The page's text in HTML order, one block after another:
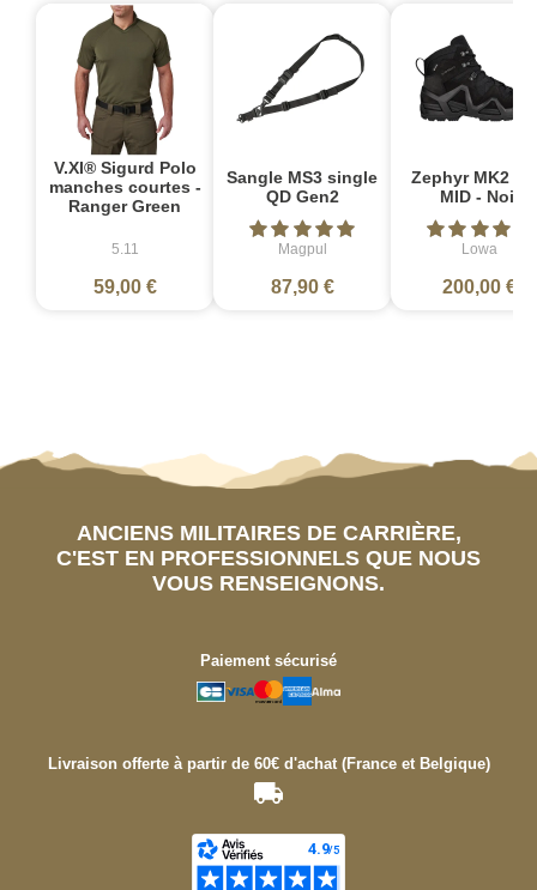
V.XI® Sigurd Polo
manches courtes -
Ranger Green
5.11
59,00 €
Sangle MS3 single
QD Gen2
Magpul
87,90 €
Zephyr MK2
MID - Noir
Lowa
200,00 €
ANCIENS MILITAIRES DE CARRIÈRE,
C'EST EN PROFESSIONNELS QUE NOUS
VOUS RENSEIGNONS.
Paiement sécurisé
Livraison offerte à partir de 60€ d'achat (France et Belgique)